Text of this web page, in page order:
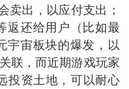
卖出，以应付支出；
返还给用户（比如最
宇宙板块的爆发，以
联，而近期游戏玩家
投资土地，可以耐心